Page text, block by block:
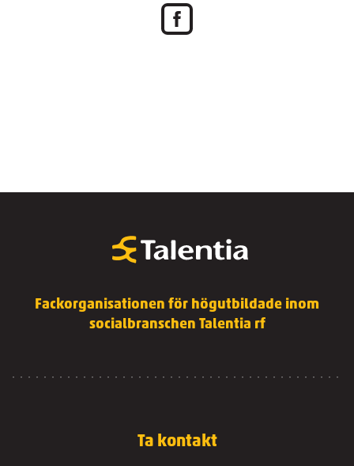
Fackorganisationen för högutbildade inom
socialbranschen Talentia rf
Ta kontakt